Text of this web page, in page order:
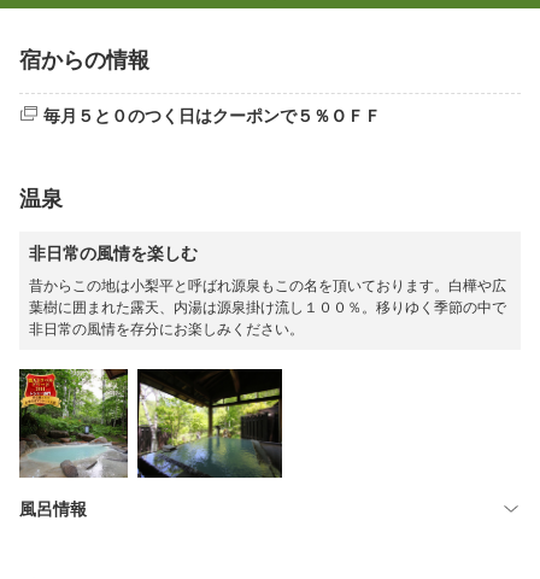
宿からの情報
毎月５と０のつく日はクーポンで５％ＯＦＦ
温泉
非日常の風情を楽しむ
昔からこの地は小梨平と呼ばれ源泉もこの名を頂いております。白樺や広
葉樹に囲まれた露天、内湯は源泉掛け流し１００％。移りゆく季節の中で
非日常の風情を存分にお楽しみください。
風呂情報